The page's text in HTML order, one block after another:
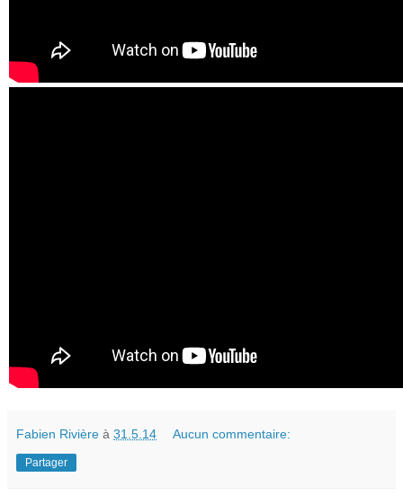
Fabien Rivière à 31.5.14 Aucun commentaire:
Partager